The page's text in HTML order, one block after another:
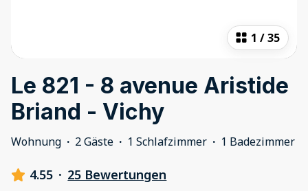
1 /35
Le 821 - 8 avenue Aristide
Briand - Vichy
Wohnung · 2 Gäste · 1 Schlafzimmer · 1 Badezimmer
4.55 · 25 Bewertungen